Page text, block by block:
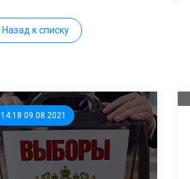
Назад к списку
14:18 09.08.2021